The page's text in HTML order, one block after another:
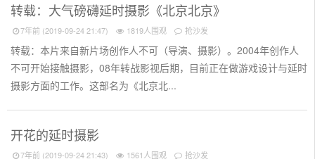
转载：大气磅礴延时摄影《北京北京》
7年前 (2019-09-24 21:47) 1819人围观 抢沙发
转载：本片来自新片场创作人不可（导演、摄影）。2004年创作人
不可开始接触摄影，08年转战影视后期，目前正在做游戏设计与延时
摄影方面的工作。这部名为《北京北...
开花的延时摄影
7年前 (2019-09-24 21:43) 1561人围观 抢沙发